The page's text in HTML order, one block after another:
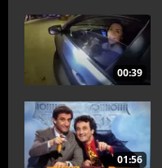
00:39
01:56